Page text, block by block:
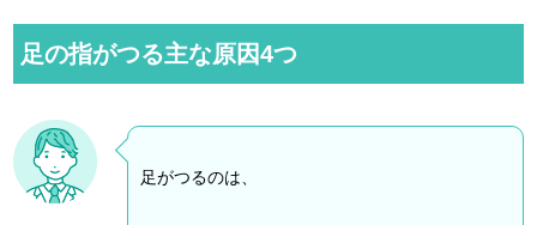
e
足の指がつる主な原因4つ
足がつるのは、